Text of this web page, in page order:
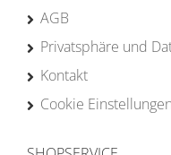
AGB
Privatsphäre und
Kontakt
Cookie Einstellungen